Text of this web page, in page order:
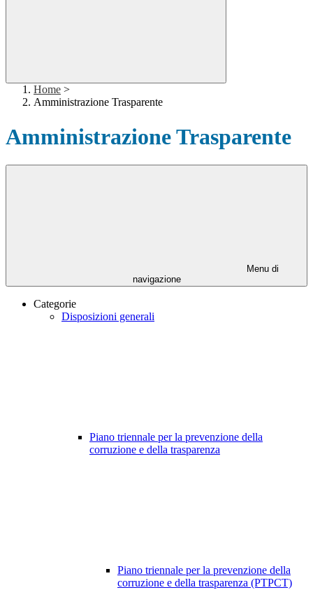
Home >
Amministrazione Trasparente
Amministrazione Trasparente
Menu di
navigazione
Categorie
Disposizioni generali
Piano triennale per la prevenzione della
corruzione e della trasparenza
Piano triennale per la prevenzione della
corruzione e della trasparenza (PTPCT)